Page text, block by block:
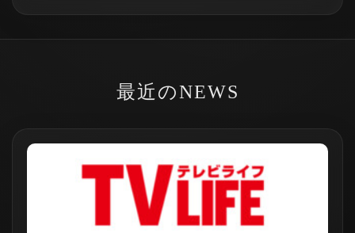
最近のNEWS